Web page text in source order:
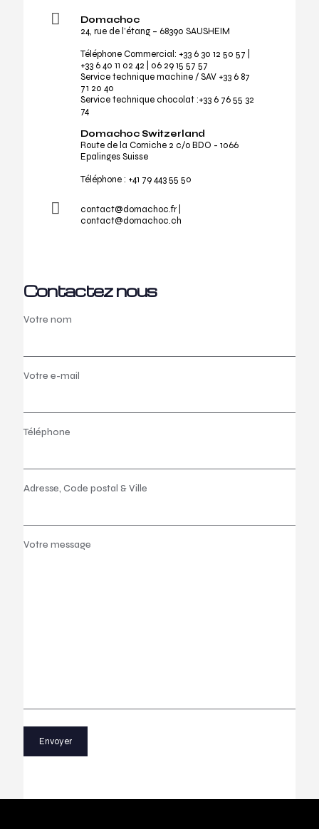
Domachoc
24, rue de l’étang – 68390 SAUSHEIM
Téléphone Commercial: +33 6 30 12 50 57
+33 6 40 11 02 42
06 29 15 57 57
Service technique machine / SAV +33 6 87
71 20 40
Service technique chocolat :+33 6 76 55 32
74
Domachoc Switzerland
Route de la Corniche 2 c/o BDO - 1066
Epalinges Suisse
Téléphone : +41 79 443 55 50
contact@domachoc.fr |
contact@domachoc.ch
Contactez nous
Votre nom
Votre e-mail
Téléphone
Adresse, Code postal & Ville
Votre message